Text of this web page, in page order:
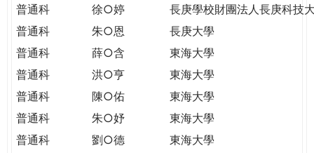
普通科
徐○婷
長庚學校財團法人長庚科技
普通科
朱○恩
長庚大學
普通科
薛○含
東海大學
普通科
洪○亨
東海大學
普通科
陳○佑
東海大學
普通科
朱○妤
東海大學
普通科
劉○德
東海大學